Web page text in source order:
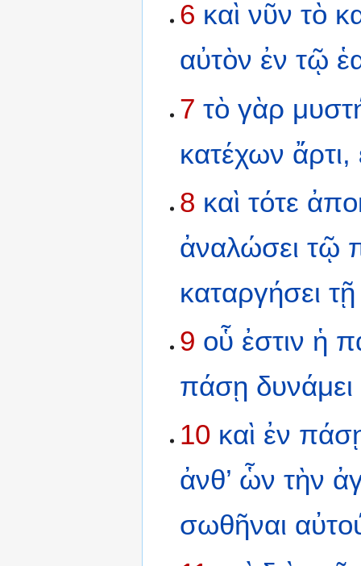
6 καὶ νῦν τὸ
αὐτὸν ἐν τῷ
7 τὸ γὰρ
κατέχων ἄρτι,
8 καὶ τότε
ἀναλώσει τῷ
καταργήσει τῇ
9 οὗ ἐστιν ἡ
πάσῃ δυνάμει
10 καὶ ἐν
ἀνθ’ ὧν τὴν
σωθῆναι